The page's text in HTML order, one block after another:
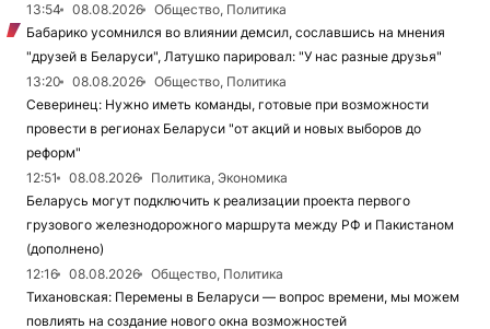
13:54
08.08.2026
Общество, Политика
Бабарико усомнился во влиянии демсил, сославшись на мнения
"друзей в Беларуси", Латушко парировал: "У нас разные друзья"
13:20
08.08.2026
Общество, Политика
Северинец: Нужно иметь команды, готовые при возможности
провести в регионах Беларуси "от акций и новых выборов до
реформ"
12:51
08.08.2026
Политика, Экономика
Беларусь могут подключить к реализации проекта первого
грузового железнодорожного маршрута между РФ и Пакистаном
(дополнено)
12:16
08.08.2026
Общество, Политика
Тихановская: Перемены в Беларуси — вопрос времени, мы можем
повлиять на создание нового окна возможностей